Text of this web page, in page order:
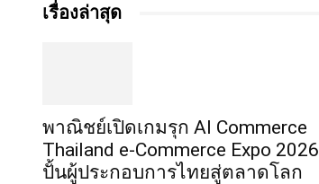
เรื่องล่าสุด
พาณิชย์เปิดเกมรุก AI Commerce
Thailand e-Commerce Expo 2026
ปั้นผู้ประกอบการไทยสู่ตลาดโลก